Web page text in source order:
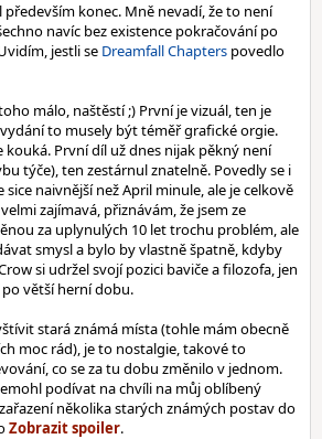
konec. Mně nevadí, že to není
navíc bez existence pokračování po
jestli se Dreamfall Chapters povedlo
málo, naštěstí ;) První je vizuál, ten je
to musely být téměř grafické orgie.
První díl už dnes nijak pěkný není
týče), ten zestárnul znatelně. Povedly se i
naivnější než April minule, ale je celkově
zajímavá, přiznávám, že jsem ze
za uplynulých 10 let trochu problém, ale
smysl a bylo by vlastně špatně, kdyby
si udržel svojí pozici baviče a filozofa, jen
větší herní dobu.
stará známá místa (tohle mám obecně
moc rád), je to nostalgie, takové to
co se za tu dobu změnilo v jednom.
podívat na chvíli na můj oblíbený
několika starých známých postav do
.